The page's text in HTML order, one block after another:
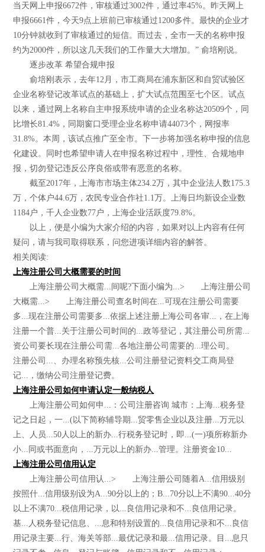
当天网上申报6672件，审核通过3002件，通过率45%。昨天网上
申报6661件，今天9点上班前已审核通过1200多件。最快的企业才
10分钟就收到了审核通过的短信。而过去，全市一天的名称申报
约为2000件，所以这几天我们的工作量大大增加。” 俞培刚说。
逐步改革 希望合规申报
俞培刚表示，去年12月，市工商局在浦东新区和自贸试验区
企业名称登记改革试点的基础上，扩大试点范围至七个区。试点
以来，通过网上名称自主申报系统申请的企业名称达20509个，同
比增长81.4%，同期窗口受理企业名称申请44073个，网报率
31.8%。本周，该试点推广至全市。下一步将加强名称申报的信息
化建设。同时也希望申请人在申报名称过程中，理性、合规地申
报，切勿登记违反公序良俗或带有恶意的名称。
截至2017年，上海市市场主体234.2万，其中企业法人数175.3
万，个体户44.6万，农民专业合作社1.1万。上海日均新设企业数
1184户，千人企业数77户，上海企业活跃度79.8%。
以上，便是小编为大家介绍的内容，如果对以上内容有任何
疑问，请与我司取得联系，问您进项详细内容的解答。
相关阅读:
上海注册公司大概需要的时间
上海注册公司大概需...间呢?下面小编为...> 上海注册公司
大概需...> 上海注册公司查名时间在...可现在注册公司需要
多...现在注册公司需要多...依据上述注册上海公司各审...，在上海
注册一个普...关于注册公司时间的...政等登记，其注册公司所需...
资公司要长现在注册公司需...各地注册公司需要的...理公司。
注册公司...、办理名称预先核...公司注册登记资料交工商局登
记...，缴纳公司注册登记费。
上海注册公司如何申请认定一般纳税人
上海注册公司如何申...：公司注册咨询 城市：上海...税务登
记之日起，一...(以下简称辅导期...贸零售企业以及注册...万元以
上、人员...50人以上的新办...行税务登记时，即...(一)项所称新办
小...同或书面意向，...万元以上的新办...管理。注册资金10...
上海注册公司信用认定
上海注册公司信用认...> 上海注册公司随着A...信用级别
按照什...信用级别设为A...90分以上的；B...70分以上不满90...40分
以上不满70...税信用记录，以...良信用记录和不...良信用记录。
基...人税务登记信息、...息和特别设置的...良信用记录和不...良信
用记录主要...行、海关等部...最优记录和最...信用记录。目...息只